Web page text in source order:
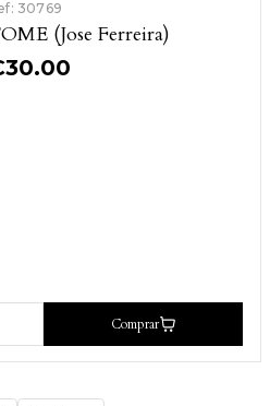
30769
(Jose Ferreira)
30.00
Comprar